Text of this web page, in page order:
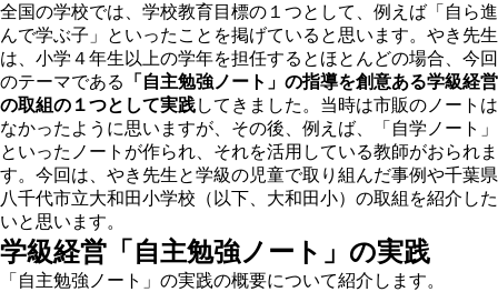
全国の学校では、学校教育目標の１つとして、例えば「自ら進
んで学ぶ子」といったことを掲げていると思います。やき先生
は、小学４年生以上の学年を担任するとほとんどの場合、今回
のテーマである
「自主勉強ノート」の指導を創意ある学級経営
の取組の１つとして実践してきました。当時は市販のノートは
なかったように思いますが、その後、例えば、「自学ノート」
といったノートが作られ、それを活用している教師がおられま
す。今回は、やき先生と学級の児童で取り組んだ事例や千葉県
八千代市立大和田小学校（以下、大和田小）の取組を紹介した
いと思います。
学級経営「自主勉強ノート」の実践
「自主勉強ノート」の実践の概要について紹介します。